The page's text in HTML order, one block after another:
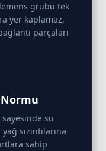
grubu tek
yer kaplamaz,
parçaları
Normu
sayesinde su
sızıntılarına
sahip